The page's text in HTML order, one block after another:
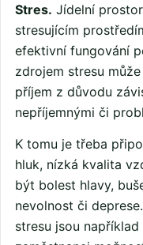
Stres. Jídelní
stresujícím
efektivní fungování
zdrojem stresu
příjem z důvodu
nepříjemnými či
K tomu je třeba
hluk, nízká kvalita
být bolest hlavy,
nevolnost či
stresu jsou